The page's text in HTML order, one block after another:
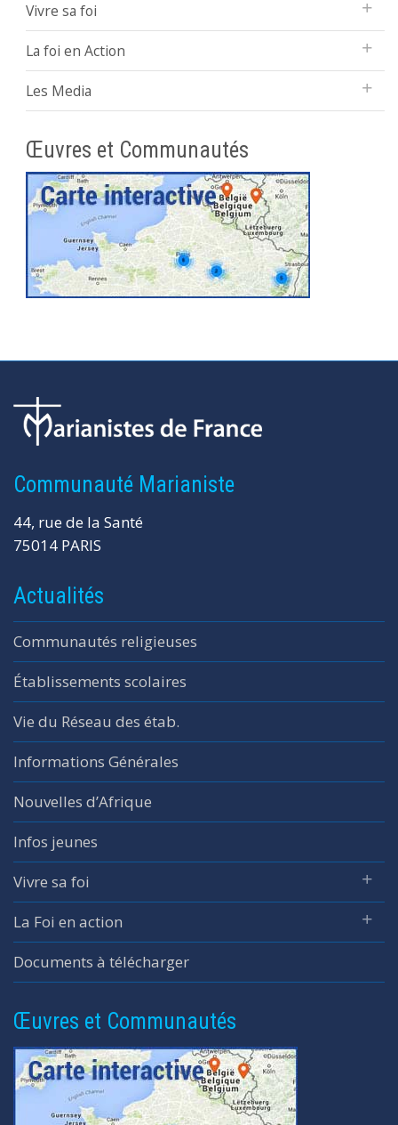
Vivre sa foi
La foi en Action
Les Media
Œuvres et Communautés
Communauté Marianiste
44, rue de la Santé
75014 PARIS
Actualités
Communautés religieuses
Établissements scolaires
Vie du Réseau des étab.
Informations Générales
Nouvelles d’Afrique
Infos jeunes
Vivre sa foi
La Foi en action
Documents à télécharger
Œuvres et Communautés